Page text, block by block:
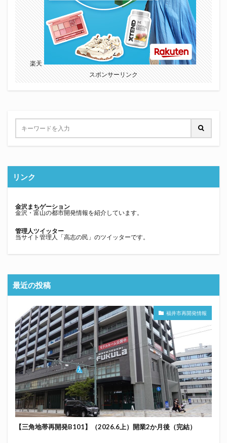
楽天
スポンサーリンク
リンク
金沢まちゲーション
金沢・富山の都市開発情報を紹介しています。
管理人ツイッター
当サイト管理人「高志の民」のツイッターです。
最近の投稿
福井市再開発情報
【三角地帯再開発B101】（2026.6上）開業2か月後（完結）